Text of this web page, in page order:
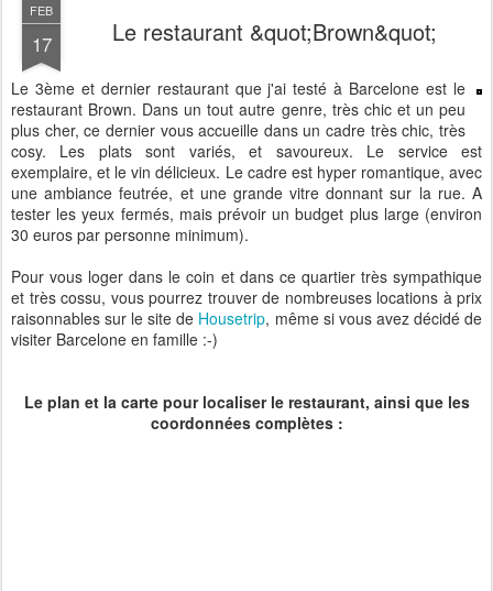
FEB
17 Le restaurant &quot;Brown&quot;
Le 3ème et dernier restaurant que j'ai testé à Barcelone est le
restaurant Brown. Dans un tout autre genre, très chic et un peu
plus cher, ce dernier vous accueille dans un cadre très chic, très
cosy. Les plats sont variés, et savoureux. Le service est
exemplaire, et le vin délicieux. Le cadre est hyper romantique, avec
une ambiance feutrée, et une grande vitre donnant sur la rue. A
tester les yeux fermés, mais prévoir un budget plus large (environ
30 euros par personne minimum).
Pour vous loger dans le coin et dans ce quartier très sympathique
et très cossu, vous pourrez trouver de nombreuses locations à prix
raisonnables sur le site de Housetrip, même si vous avez décidé de
visiter Barcelone en famille :-)
Le plan et la carte pour localiser le restaurant, ainsi que les
coordonnées complètes :